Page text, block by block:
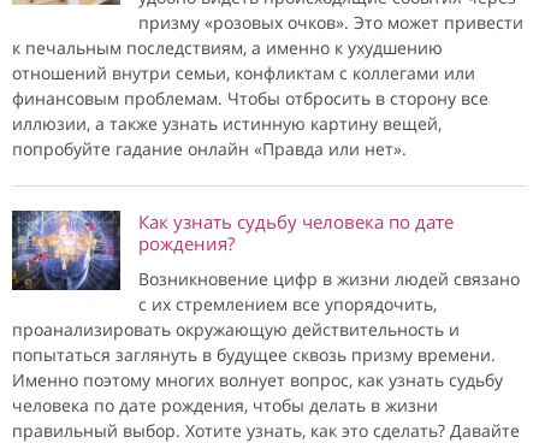
призму «розовых очков». Это может привести
к печальным последствиям, а именно к ухудшению
отношений внутри семьи, конфликтам с коллегами или
финансовым проблемам. Чтобы отбросить в сторону все
иллюзии, а также узнать истинную картину вещей,
попробуйте гадание онлайн «Правда или нет».
Как узнать судьбу человека по дате
рождения?
Возникновение цифр в жизни людей связано
с их стремлением все упорядочить,
проанализировать окружающую действительность и
попытаться заглянуть в будущее сквозь призму времени.
Именно поэтому многих волнует вопрос, как узнать судьбу
человека по дате рождения, чтобы делать в жизни
правильный выбор. Хотите узнать, как это сделать? Давайте